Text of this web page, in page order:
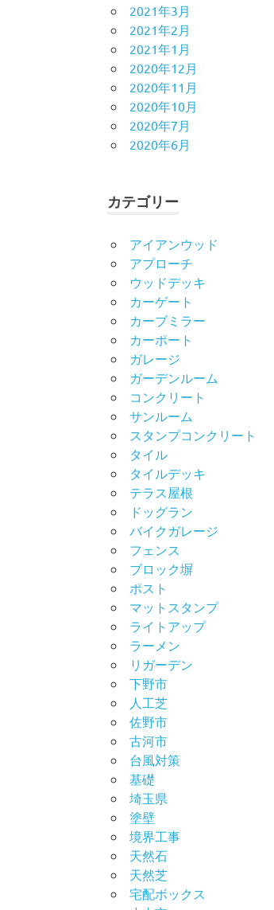
2021年3月
2021年2月
2021年1月
2020年12月
2020年11月
2020年10月
2020年7月
2020年6月
カテゴリー
アイアンウッド
アプローチ
ウッドデッキ
カーゲート
カーブミラー
カーポート
ガレージ
ガーデンルーム
コンクリート
サンルーム
スタンプコンクリート
タイル
タイルデッキ
テラス屋根
ドッグラン
バイクガレージ
フェンス
ブロック塀
ポスト
マットスタンプ
ライトアップ
ラーメン
リガーデン
下野市
人工芝
佐野市
古河市
台風対策
基礎
埼玉県
塗壁
境界工事
天然石
天然芝
宅配ボックス